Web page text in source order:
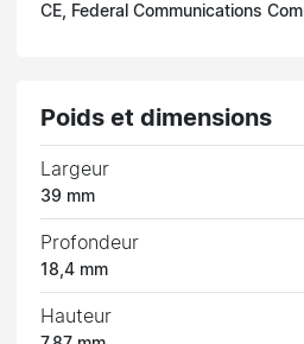
CE, Federal Communications
Poids et dimensions
Largeur
39 mm
Profondeur
18,4 mm
Hauteur